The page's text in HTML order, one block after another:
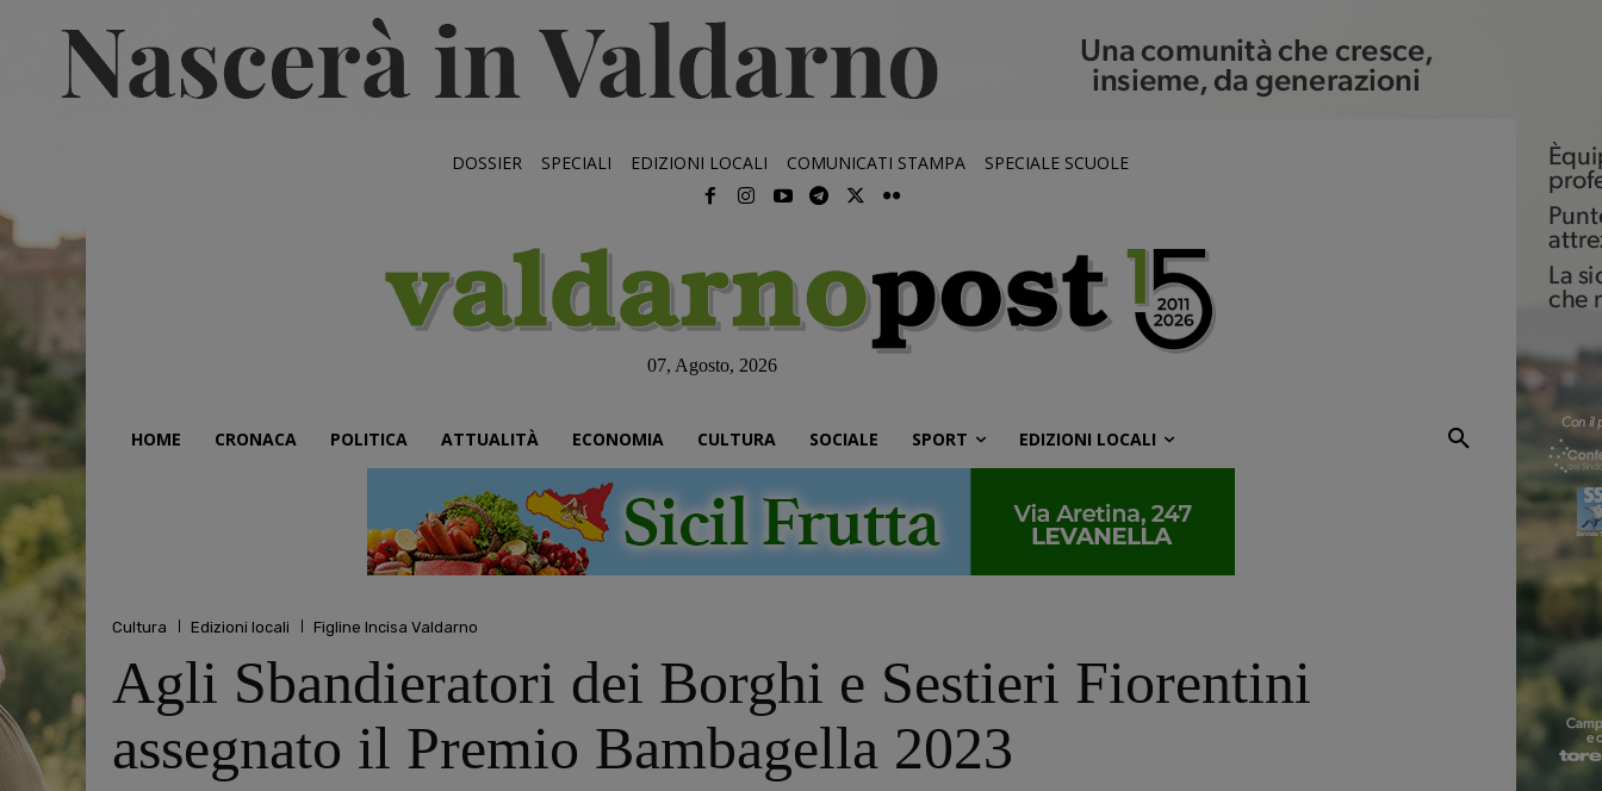
DOSSIER SPECIALI EDIZIONI LOCALI COMUNICATI STAMPA SPECIALE SCUOLE
07, Agosto, 2026
HOME CRONACA POLITICA ATTUALITÀ ECONOMIA CULTURA SOCIALE SPORT EDIZIONI LOCALI
Cultura Edizioni locali Figline Incisa Valdarno
Agli Sbandieratori dei Borghi e Sestieri Fiorentini
assegnato il Premio Bambagella 2023